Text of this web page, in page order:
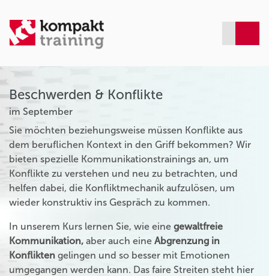
Beschwerden & Konflikte
im September
Sie möchten beziehungsweise müssen Konflikte aus
dem beruflichen Kontext in den Griff bekommen? Wir
bieten spezielle Kommunikationstrainings an, um
Konflikte zu verstehen und neu zu betrachten, und
helfen dabei, die Konfliktmechanik aufzulösen, um
wieder konstruktiv ins Gespräch zu kommen.
In unserem Kurs lernen Sie, wie eine gewaltfreie
Kommunikation, aber auch eine Abgrenzung in
Konflikten gelingen und so besser mit Emotionen
umgegangen werden kann. Das faire Streiten steht hier